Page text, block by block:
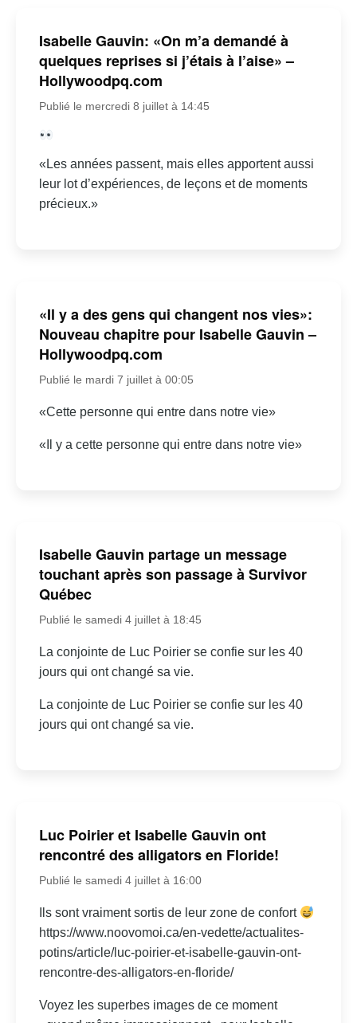
Isabelle Gauvin: «On m’a demandé à
quelques reprises si j’étais à l’aise» –
Hollywoodpq.com
Publié le mercredi 8 juillet à 14:45
«Les années passent, mais elles apportent aussi
leur lot d’expériences, de leçons et de moments
précieux.»
«Il y a des gens qui changent nos vies»:
Nouveau chapitre pour Isabelle Gauvin –
Hollywoodpq.com
Publié le mardi 7 juillet à 00:05
«Cette personne qui entre dans notre vie»
«Il y a cette personne qui entre dans notre vie»
Isabelle Gauvin partage un message
touchant après son passage à Survivor
Québec
Publié le samedi 4 juillet à 18:45
La conjointe de Luc Poirier se confie sur les 40
jours qui ont changé sa vie.
La conjointe de Luc Poirier se confie sur les 40
jours qui ont changé sa vie.
Luc Poirier et Isabelle Gauvin ont
rencontré des alligators en Floride!
Publié le samedi 4 juillet à 16:00
Ils sont vraiment sortis de leur zone de confort
https://www.noovomoi.ca/en-vedette/actualites-
potins/article/luc-poirier-et-isabelle-gauvin-ont-
rencontre-des-alligators-en-floride/
Voyez les superbes images de ce moment